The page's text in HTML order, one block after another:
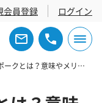
会員登録 ログイン
ハブアンドスポークとは？意味やメリットをわかりやすく解説